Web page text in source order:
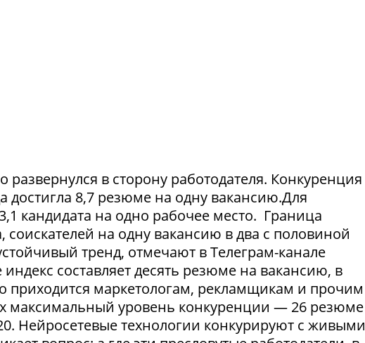
развернулся в сторону работодателя. Конкуренция
достигла 8,7 резюме на одну вакансию.Для
кандидата на одно рабочее место. Граница
на одну вакансию в два с половиной
тренд, отмечают в Телеграм-канале
составляет десять резюме на вакансию, в
приходится маркетологам, рекламщикам и прочим
максимальный уровень конкуренции — 26 резюме
Нейросетевые технологии конкурируют с живыми